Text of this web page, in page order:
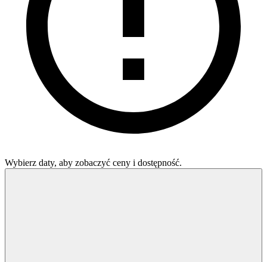
Wybierz daty, aby zobaczyć ceny i dostępność.